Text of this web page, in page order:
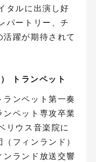
タルに出演し好
パートリー、チ
躍が期待されて
トランペット
ンペット第一奏
ペット専攻卒業
リウス音楽院に
フィンランド）
ランド放送交響